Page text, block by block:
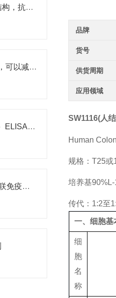
HIV衣壳蛋白惊现水结构，抗艾药物新思路
每天20分钟全身振动，可以减肥、对抗糖尿病
大鼠白介素20（IL20）ELISA试剂盒
人丙二醛（MDA）酶联免疫分析试剂盒使用说明书
品牌
货号
供货周期
应用领域
SW1116(人
Human
规格：T25或
培养基
传代：1:2至
一、细胞基
细
胞
名
称